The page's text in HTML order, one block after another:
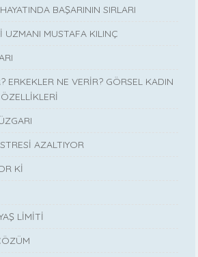
BAŞARININ SIRLARI
UZMANI MUSTAFA KILINÇ
ERKEKLER NE VERİR? GÖRSEL KADIN
AZALTIYOR
Kİ
LİMİTİ